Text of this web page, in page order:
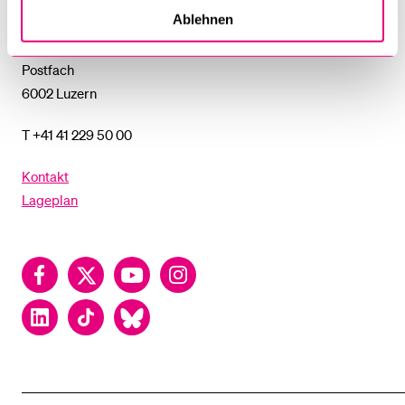
Ablehnen
Frohburgstrasse 3
Postfach
6002 Luzern
T +41 41 229 50 00
Kontakt
Lageplan
FacebookTwitter YouTubeInstagram
LinkedInTikTok Bluesky